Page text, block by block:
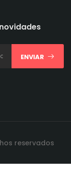
ENVIAR
reservados